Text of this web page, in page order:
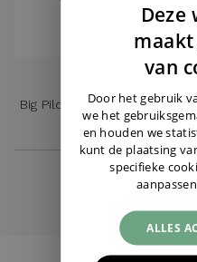
Big Pilot's Watch 43 Spitfire
Bronze
€ 7.750,-
Deze
van
Door het gebruik
we het
en houden we
kunt de plaatsing
specifieke
ALLES